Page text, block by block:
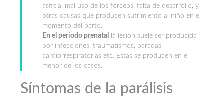
asfixia, mal uso de los fórceps, falta de desarrollo, y
otras causas que producen sufrimiento al niño en el
momento del parto.
En el periodo prenatal
la lesión suele ser producida
por infecciones, traumatismos, paradas
cardiorrespiratorias etc. Estas se producen en el
menor de los casos.
Síntomas de la parálisis